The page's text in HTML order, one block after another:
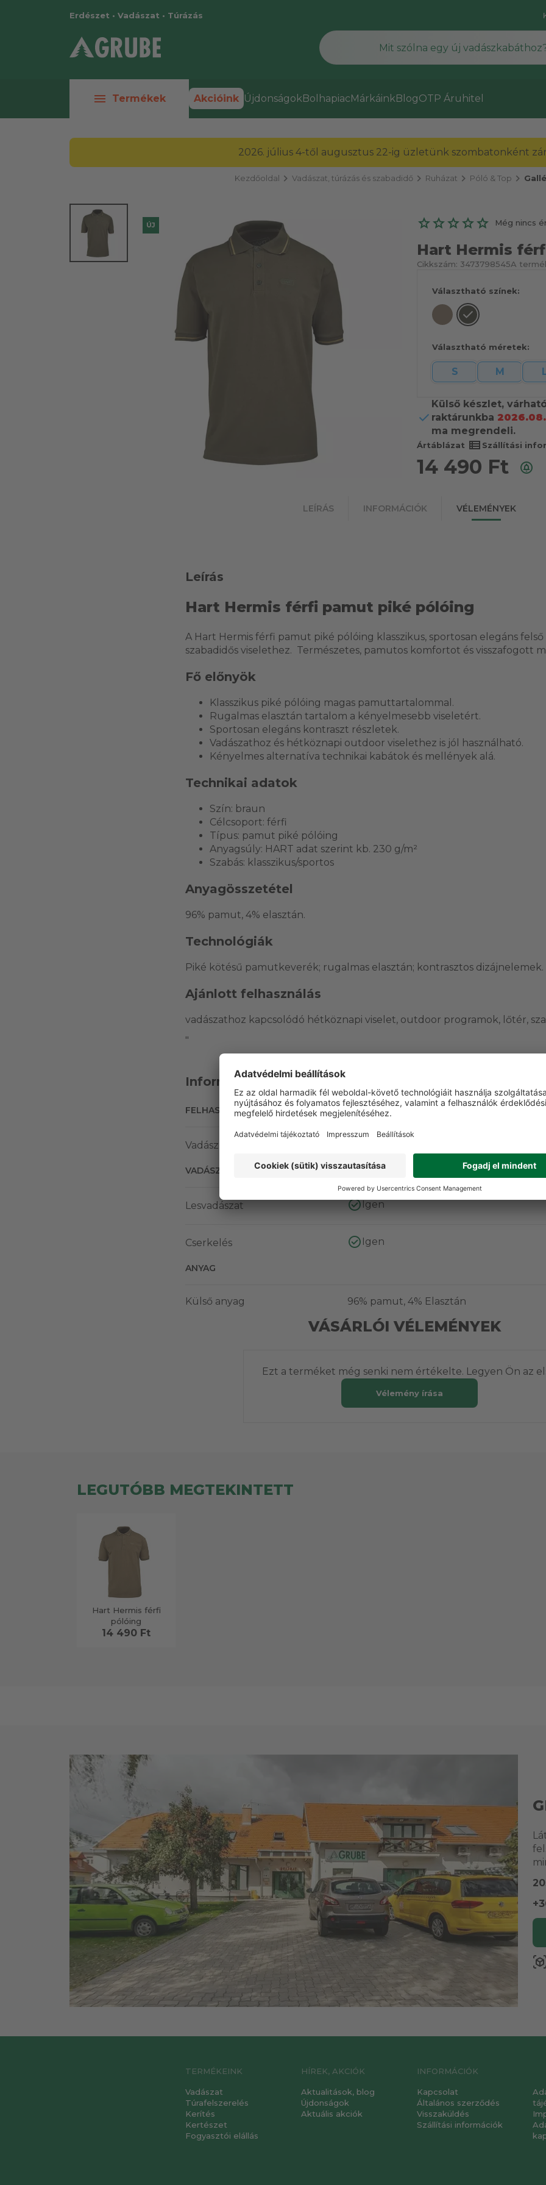
Erdészet • Vadászat • Túrázás
menu Termékek Akcióink ÚjdonságokBolhapiacMárkáinkBlogOTP Áruhitel
2026. július 4-től augusztus 22-ig üzletünk szombatonként
Kezdőoldal chevron_right Vadászat, túrázás és szabadidő chevron_right Ruházat chevron_right Póló & Top chevron_right
ÚJ Még nincs
Hart Hermis
Cikkszám: 3473798545A
Választható színek:
Választható méretek:
S M
Külső készlet,
raktárunkba
ma megrendeli.
Ártáblázat view_list Szállítási
14 490 Ft
LEÍRÁS INFORMÁCIÓK VÉLEMÉNYEK
Leírás
Hart Hermis férfi pamut piké pólóing
A Hart Hermis férfi pamut piké pólóing klasszikus, sportosan elegáns felső
szabadidős viselethez. Természetes, pamutos komfortot és visszafogott
Fő előnyök
Klasszikus piké pólóing magas pamuttartalommal.
Rugalmas elasztán tartalom a kényelmesebb viseletért.
Sportosan elegáns kontraszt részletek.
Vadászathoz és hétköznapi outdoor viselethez is jól használható.
Kényelmes alternatíva technikai kabátok és mellények alá.
Technikai adatok
Szín: braun
Célcsoport: férfi
Típus: pamut piké pólóing
Anyagsúly: HART adat szerint kb. 230 g/m²
Szabás: klasszikus/sportos
Anyagösszetétel
96% pamut, 4% elasztán.
Technológiák
Piké kötésű pamutkeverék; rugalmas elasztán; kontrasztos dizájnelemek.
Ajánlott felhasználás
vadászathoz kapcsolódó hétköznapi viselet, outdoor programok, lőtér,
"
Információk
FELHASZNÁLÁSI TERÜLET
Vadász
VADÁSZATI MÓD
Lesvadászat Igen
Cserkelés Igen
ANYAG
Külső anyag 96% pamut, 4% Elasztán
VÁSÁRLÓI VÉLEMÉNYEK
Ezt a terméket még senki nem értékelte. Legyen Ön az
Vélemény írása
LEGUTÓBB MEGTEKINTETT
Hart Hermis férfi
pólóing
14 490 Ft
TERMÉKEINK
Vadászat
Túrafelszerelés
Kerítés
Kertészet
Fogyasztói elállás
HÍREK, AKCIÓK
Aktualitások, blog
Újdonságok
Aktuális akciók
INFORMÁCIÓK
Kapcsolat
Általános szerződés
Visszaküldés
Szállítási információk